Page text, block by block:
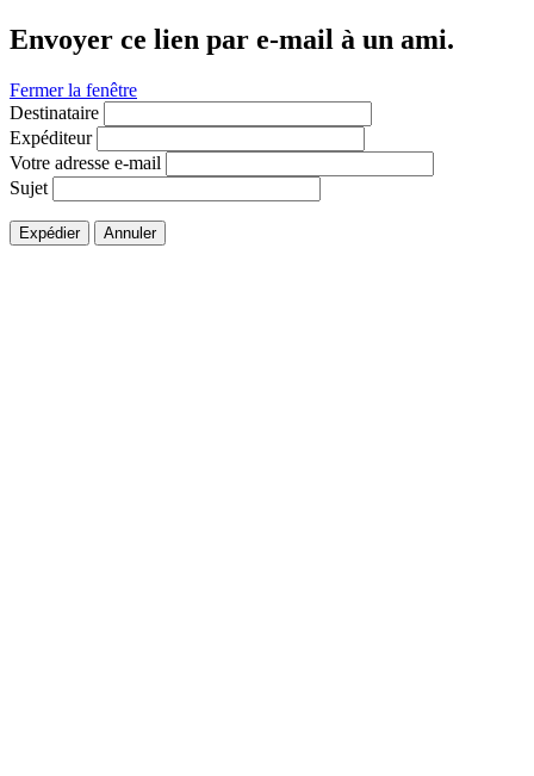
Envoyer ce lien par e-mail à un ami.
Fermer la fenêtre
Destinataire
Expéditeur
Votre adresse e-mail
Sujet
Expédier Annuler